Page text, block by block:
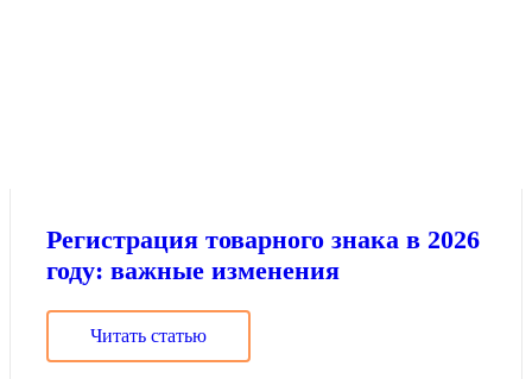
Регистрация товарного знака в 2026
году: важные изменения
Читать статью